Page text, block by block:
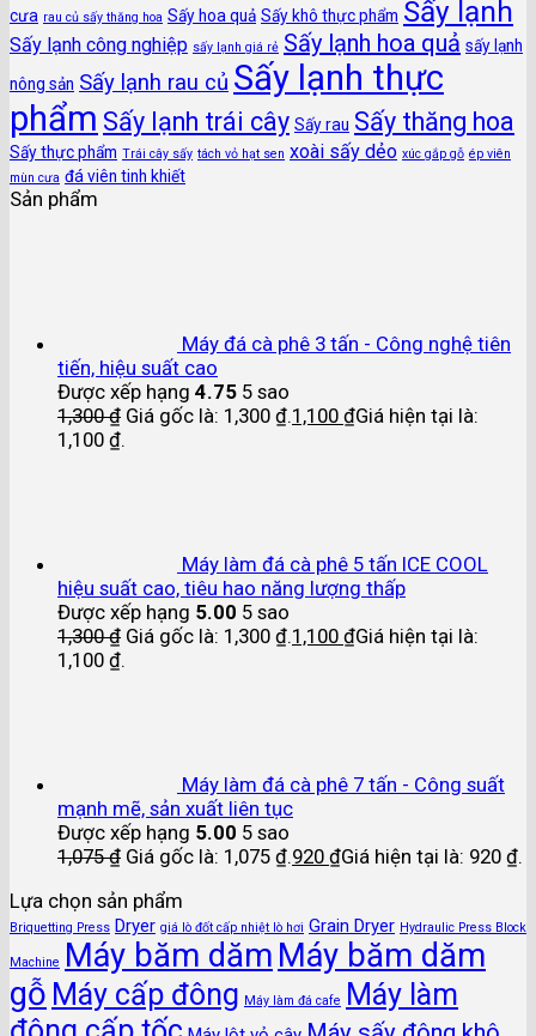
cưa rau củ sấy thăng hoa Sấy hoa quả Sấy khô thực phẩm Sấy lạnh
Sấy lạnh công nghiệp sấy lạnh giá rẻ Sấy lạnh hoa quả sấy lạnh
nông sản Sấy lạnh rau củ Sấy lạnh thực
phẩm Sấy lạnh trái cây Sấy rau Sấy thăng hoa
Sấy thực phẩm Trái cây sấy tách vỏ hạt sen xoài sấy dẻo xúc gắp gỗ ép viên
mùn cưa đá viên tinh khiết
Sản phẩm
Máy đá cà phê 3 tấn - Công nghệ tiên
tiến, hiệu suất cao
Được xếp hạng 4.75 5 sao
1,300₫ Giá gốc là: 1,300 ₫.1,100 ₫Giá hiện tại là:
1,100 ₫.
Máy làm đá cà phê 5 tấn ICE COOL
hiệu suất cao, tiêu hao năng lượng thấp
Được xếp hạng 5.00 5 sao
1,300₫ Giá gốc là: 1,300 ₫.1,100 ₫Giá hiện tại là:
1,100 ₫.
Máy làm đá cà phê 7 tấn - Công suất
mạnh mẽ, sản xuất liên tục
Được xếp hạng 5.00 5 sao
1,075₫ Giá gốc là: 1,075 ₫.920 ₫Giá hiện tại là: 920 ₫.
Lựa chọn sản phẩm
Briquetting Press Dryer giá lò đốt cấp nhiệt lò hơi Grain Dryer Hydraulic Press Block
Machine Máy băm dăm Máy băm dăm
gỗ Máy cấp đông Máy làm đá cafe
Máy làm